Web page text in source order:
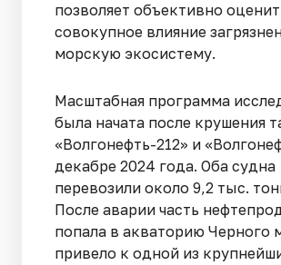
позволяет объективно
совокупное влияние
морскую экосистему.
Масштабная программа
была начата после крушения
«Волгонефть-212» и
декабре 2024 года. Оба судна
перевозили около 9,2 тыс.
После аварии часть
попала в акваторию Черного
привело к одной из